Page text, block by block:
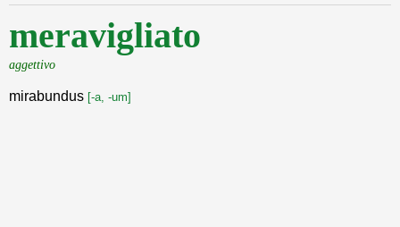
meravigliato
aggettivo
mirabundus [-a, -um]